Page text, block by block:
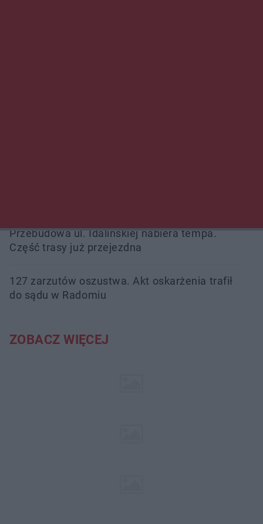
Przebudowa ul. Idalińskiej nabiera tempa.
Część trasy już przejezdna
127 zarzutów oszustwa. Akt oskarżenia trafił
do sądu w Radomiu
ZOBACZ WIĘCEJ